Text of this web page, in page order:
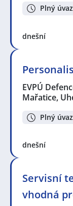
Plný
dnešní
EVPÚ
Mařatice,
Plný
dnešní
Servisní
vhodná